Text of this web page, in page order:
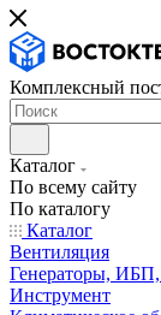
Комплексный
Каталог
По всему сайту
По каталогу
Каталог
Вентиляция
Генераторы,
Инструмент